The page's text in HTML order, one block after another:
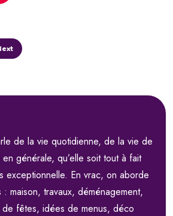
de la vie quotidienne, de la vie de
générale, qu’elle soit tout à fait
exceptionnelle. En vrac, on aborde
: maison, travaux, déménagement,
de fêtes, idées de menus, déco